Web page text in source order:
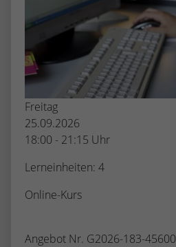
Freitag
25.09.2026
18:00 - 21:15 Uhr
Lerneinheiten: 4
Online-Kurs
Angebot Nr. G2026-183-45600